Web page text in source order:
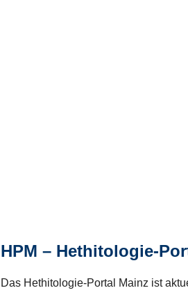
HPM – Hethitologie-
Das Hethitologie-Portal Mainz ist